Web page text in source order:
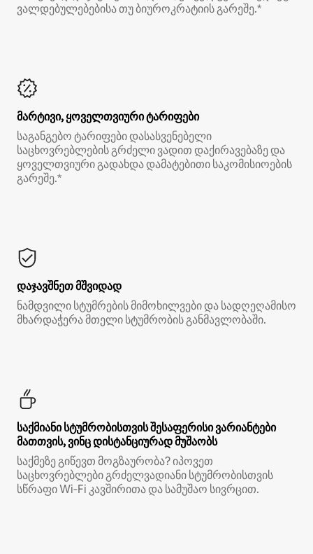
ვალდებულებებისა თუ ბიუროკრატიის გარეშე.*
მარტივი, ყოველთვიური ტარიფები
საგანგებო ტარიფები დასასვენებელი
საცხოვრებლების გრძელი ვადით დაქირავებაზე და
ყოველთვიური გადახდა დამატებითი საკომისიოების
გარეშე.*
დაჯავშნეთ მშვიდად
ნამდვილი სტუმრების მიმოხილვები და სადღეღამისო
მხარდაჭერა მთელი სტუმრობის განმავლობაში.
საქმიანი სტუმრობისთვის შესაფერისი ვარიანტები
მათთვის, ვინც დისტანციურად მუშაობს
საქმეზე გიწევთ მოგზაურობა? იპოვეთ
საცხოვრებლები გრძელვადიანი სტუმრობისთვის
სწრაფი Wi‑Fi კავშირითა და სამუშაო სივრცით.